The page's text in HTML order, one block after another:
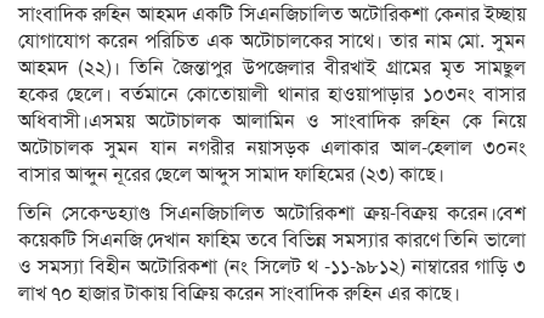
সাংবাদিক রুহিন আহমদ একটি সিএনজিচালিত অটোরিকশা কেনার ইচ্ছায়
যোগাযোগ করেন পরিচিত এক অটোচালকের সাথে। তার নাম মো. সুমন
আহমদ (২২)। তিনি জৈন্তাপুর উপজেলার বীরখাই গ্রামের মৃত সামছুল
হকের ছেলে। বর্তমানে কোতোয়ালী থানার হাওয়াপাড়ার ১০৩নং বাসার
অধিবাসী।এসময় অটোচালক আলামিন ও সাংবাদিক রুহিন কে নিয়ে
অটোচালক সুমন যান নগরীর নয়াসড়ক এলাকার আল-হেলাল ৩০নং
বাসার আব্দুন নূরের ছেলে আব্দুস সামাদ ফাহিমের (২৩) কাছে।
তিনি সেকেন্ডহ্যাণ্ড সিএনজিচালিত অটোরিকশা ক্রয়-বিক্রয় করেন।বেশ
কয়েকটি সিএনজি দেখান ফাহিম তবে বিভিন্ন সমস্যার কারণে তিনি ভালো
ও সমস্যা বিহীন অটোরিকশা (নং সিলেট থ -১১-৯৮১২) নাম্বারের গাড়ি ৩
লাখ ৭০ হাজার টাকায় বিক্রিয় করেন সাংবাদিক রুহিন এর কাছে।